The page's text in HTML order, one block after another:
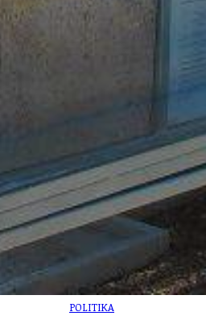
STAVEBNÍ ZÁKON
PETICE, VÝZVY, HLASOVÁNÍ,
POLITIKA